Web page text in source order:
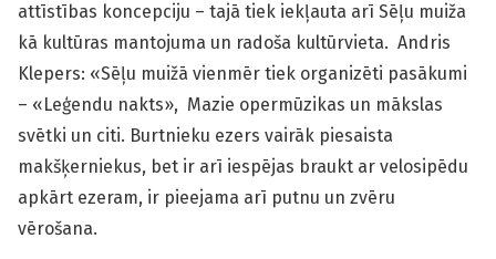
attīstības koncepciju – tajā tiek iekļauta arī Sēļu muiža
kā kultūras mantojuma un radoša kultūrvieta. Andris
Klepers: «Sēļu muižā vienmēr tiek organizēti pasākumi
– «Leģendu nakts», Mazie opermūzikas un mākslas
svētki un citi. Burtnieku ezers vairāk piesaista
makšķerniekus, bet ir arī iespējas braukt ar velosipēdu
apkārt ezeram, ir pieejama arī putnu un zvēru
vērošana.